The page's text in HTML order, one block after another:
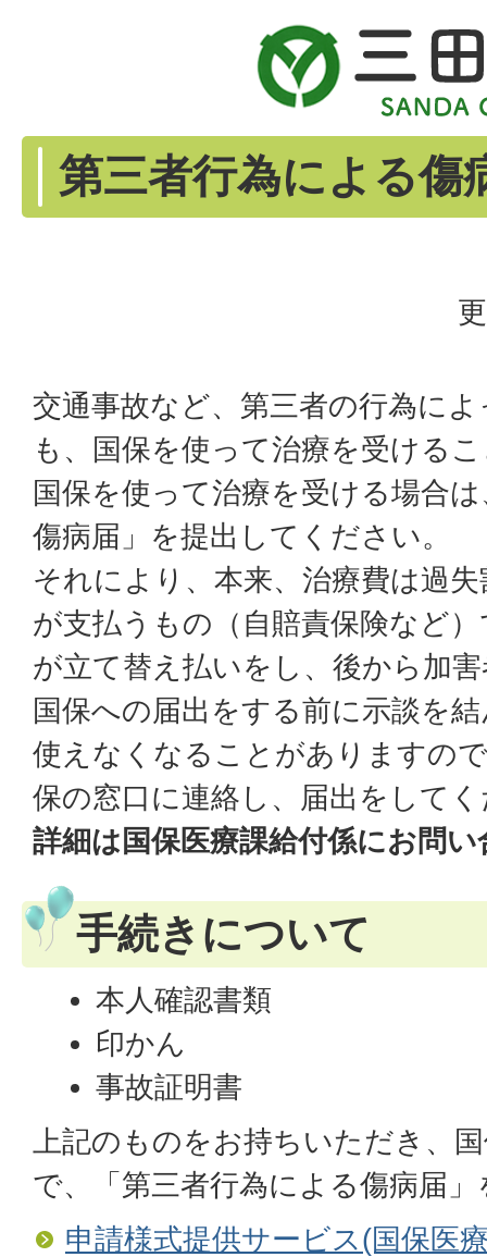
第三者行為による傷
交通事故など、第三者の行為に
も、国保を使って治療を受ける
国保を使って治療を受ける場合
傷病届」を提出してください。
それにより、本来、治療費は過
が支払うもの（自賠責保険など
が立て替え払いをし、後から加
国保への届出をする前に示談を
使えなくなることがありますの
保の窓口に連絡し、届出をして
詳細は国保医療課給付係にお問
手続きについて
本人確認書類
印かん
事故証明書
上記のものをお持ちいただき、
で、「第三者行為による傷病届
申請様式提供サービス(国保医